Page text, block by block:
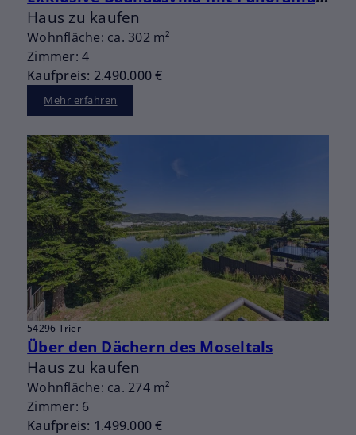
Haus zu kaufen
Wohnfläche: ca. 302 m²
Zimmer: 4
Kaufpreis: 2.490.000 €
Mehr erfahren
54296 Trier
Über den Dächern des Moseltals
Haus zu kaufen
Wohnfläche: ca. 274 m²
Zimmer: 6
Kaufpreis: 1.499.000 €